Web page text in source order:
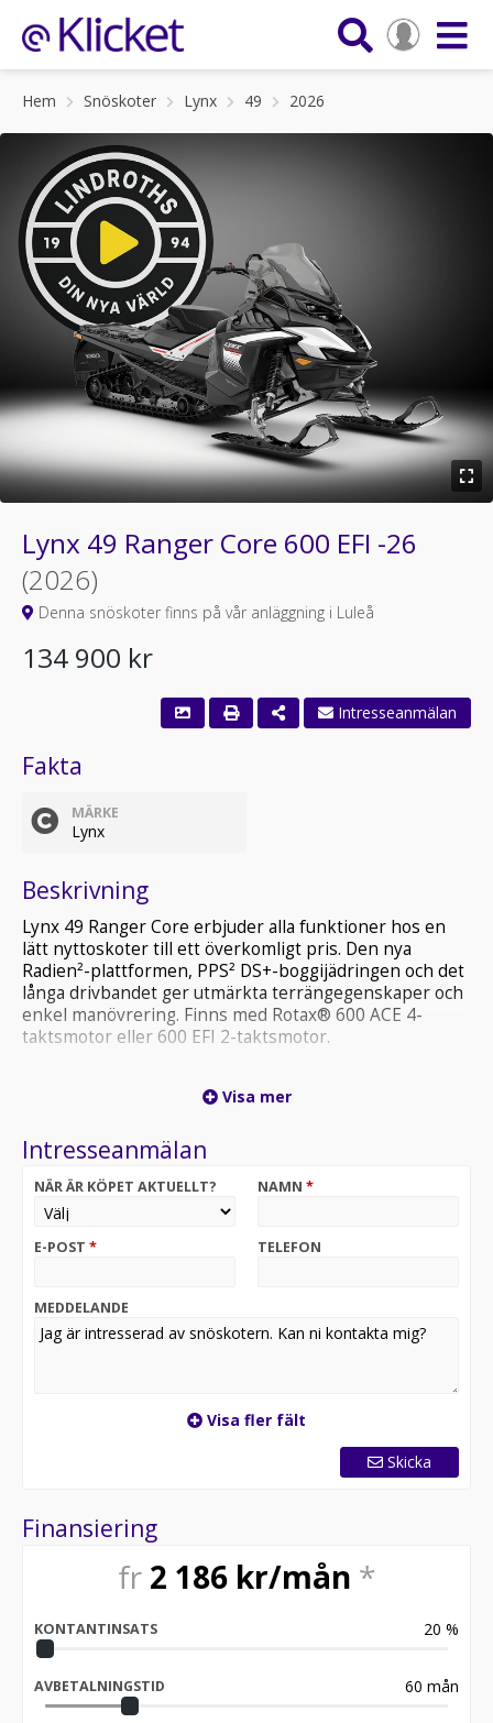
Hem Snöskoter Lynx 49 2026
Lynx 49 Ranger Core 600 EFI -26
(2026)
Denna snöskoter finns på vår anläggning i Luleå
134 900 kr
Intresseanmälan
Fakta
MÄRKE
Lynx
Beskrivning
Lynx 49 Ranger Core erbjuder alla funktioner hos en
lätt nyttoskoter till ett överkomligt pris. Den nya
Radien²-plattformen, PPS² DS+-boggijädringen och det
långa drivbandet ger utmärkta terrängegenskaper och
enkel manövrering. Finns med Rotax® 600 ACE 4-
taktsmotor eller 600 EFI 2-taktsmotor.
PPS² DS+ boggifjädring
38 mm Charger-drivband
Visa mer
Intresseanmälan
NÄR ÄR KÖPET AKTUELLT? NAMN *
E-POST * TELEFON
MEDDELANDE
Visa fler fält
Skicka
Finansiering
fr 2 186 kr/mån *
KONTANTINSATS 20 %
AVBETALNINGSTID 60 mån